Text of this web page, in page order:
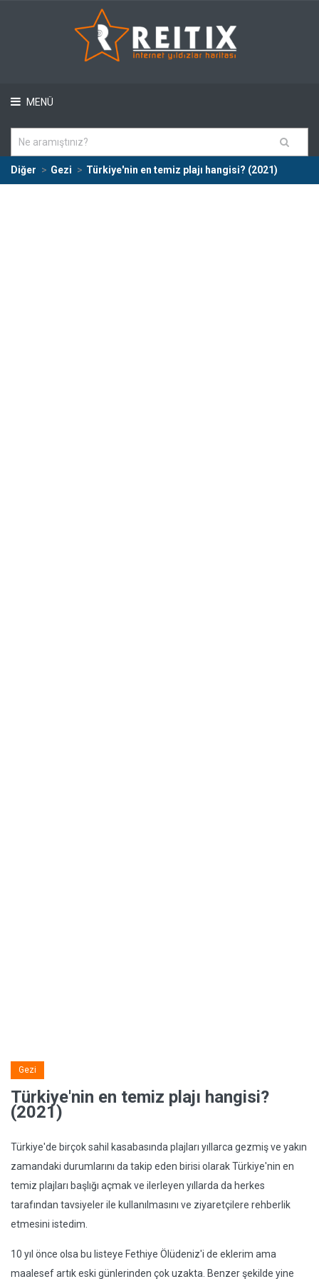
MENÜ
Diğer Gezi Türkiye'nin en temiz plajı hangisi? (2021)
Gezi
Türkiye'nin en temiz plajı hangisi?
(2021)
Türkiye'de birçok sahil kasabasında plajları yıllarca gezmiş ve yakın
zamandaki durumlarını da takip eden birisi olarak Türkiye'nin en
temiz plajları başlığı açmak ve ilerleyen yıllarda da herkes
tarafından tavsiyeler ile kullanılmasını ve ziyaretçilere rehberlik
etmesini istedim.
10 yıl önce olsa bu listeye Fethiye Ölüdeniz'i de eklerim ama
maalesef artık eski günlerinden çok uzakta. Benzer şekilde yine